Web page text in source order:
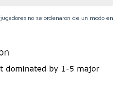
no se ordenaron de un modo en